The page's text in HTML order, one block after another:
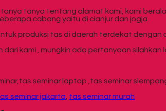
tanya tentang alamat kami, kami
cabang yaitu di cianjur dan jogja.
produksi tas di daerah terdekat dengan
dari kami , mungkin ada pertanyaan
seminar laptop ,tas seminar
seminar jakarta tas seminar murah